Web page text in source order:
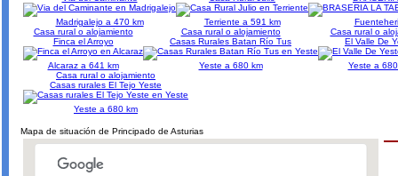
Madrigalejo a 470 km Terriente a 591 km
Casa rural o alojamiento
Finca el Arroyo
Alcaraz a 641 km
Casa rural o alojamiento
Casas Rurales Batan Río Tus
Yeste a 680 km
Casa rural o
El Valle De
Yeste a
Casa rural o alojamiento
Casas rurales El Tejo Yeste
Yeste a 680 km
Mapa de situación de Principado de Asturias